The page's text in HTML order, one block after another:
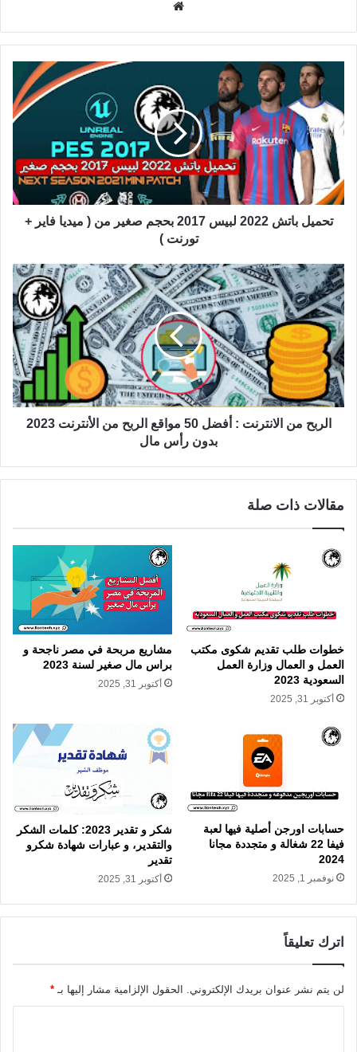
تحميل باتش 2022 لبيس 2017 بحجم صغير من ( ميديا فاير +
تورنت )
الربح من الانترنت : أفضل 50 مواقع الربح من الأنترنت 2023
بدون رأس مال
مقالات ذات صلة
خطوات طلب تقديم شكوى مكتب
العمل و العمال وزارة العمل
السعودية 2023
أكتوبر 31, 2025
مشاريع مربحة في مصر ناجحة و
براس مال صغير لسنة 2023
أكتوبر 31, 2025
حسابات اورجن أصلية فيها لعبة
فيفا 22 شغالة و متجددة مجانا
2024
نوفمبر 1, 2025
شكر و تقدير 2023: كلمات الشكر
والتقدير، و عبارات شهادة شكرو
تقدير
أكتوبر 31, 2025
اترك تعليقاً
لن يتم نشر عنوان بريدك الإلكتروني. الحقول الإلزامية مشار إليها بـ *